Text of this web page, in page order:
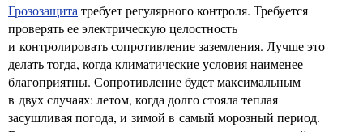
Грозозащита требует регулярного контроля. Требуется
проверять ее электрическую целостность
и контролировать сопротивление заземления. Лучше это
делать тогда, когда климатические условия наименее
благоприятны. Сопротивление будет максимальным
в двух случаях: летом, когда долго стояла теплая
засушливая погода, и зимой в самый морозный период.